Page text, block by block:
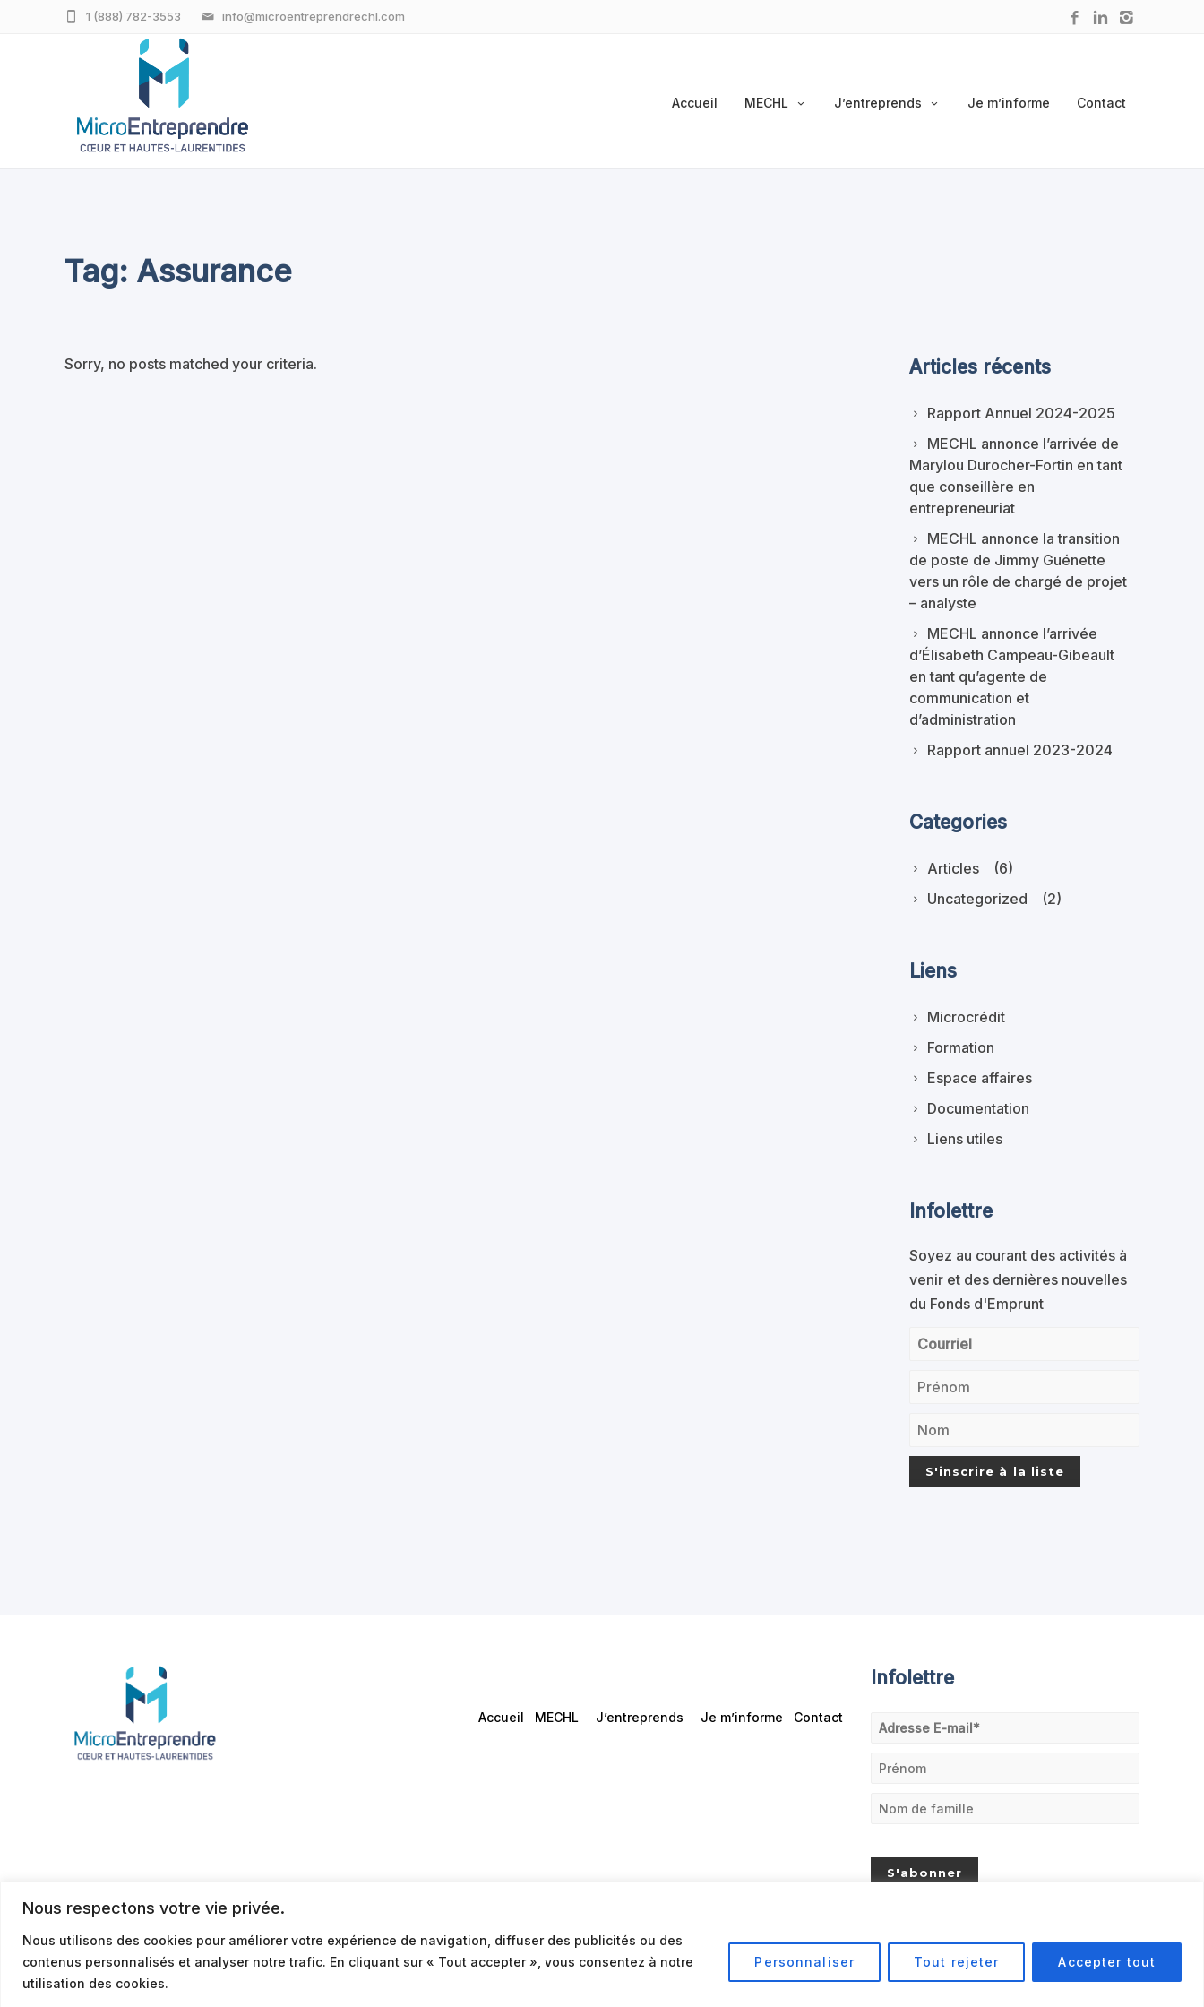
Nous respectons votre vie privée.
Nous utilisons des cookies pour améliorer votre expérience de navigation, diffuser des publicités ou des
contenus personnalisés et analyser notre trafic. En cliquant sur « Tout accepter », vous consentez à notre
utilisation des cookies.
Personnaliser Tout rejeter Accepter tout
info@microentreprendrechl.com
1 (888) 782-3553
Accueil MECHL J’entreprends Je m’informe Contact
Tag: Assurance
Sorry, no posts matched your criteria. Articles récents
Rapport Annuel 2024-2025
MECHL annonce l’arrivée de
Marylou Durocher-Fortin en tant
que conseillère en
entrepreneuriat
MECHL annonce la transition
de poste de Jimmy Guénette
vers un rôle de chargé de projet
– analyste
MECHL annonce l’arrivée
d’Élisabeth Campeau-Gibeault
en tant qu’agente de
communication et
d’administration
Rapport annuel 2023-2024
Categories
Articles
(6)
Uncategorized
(2)
Liens
Microcrédit
Formation
Espace affaires
Documentation
Liens utiles
Infolettre
Soyez au courant des activités à
venir et des dernières nouvelles
du Fonds d'Emprunt
Accueil MECHL J’entreprends Je m’informe Contact
Infolettre
© 2026 Politique de confidentialité Conditions d’utilisation